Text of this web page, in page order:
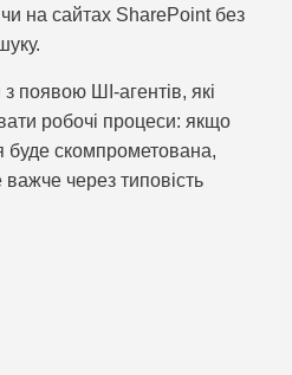
на сайтах SharePoint без
появою ШІ-агентів, які
робочі процеси: якщо
буде скомпрометована,
через типовість